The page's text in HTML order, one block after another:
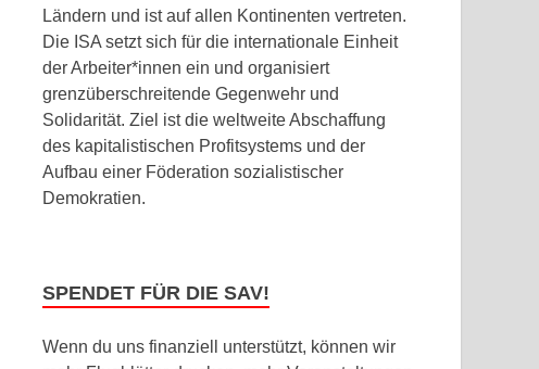
Ländern und ist auf allen Kontinenten vertreten.
Die ISA setzt sich für die internationale Einheit
der Arbeiter*innen ein und organisiert
grenzüberschreitende Gegenwehr und
Solidarität. Ziel ist die weltweite Abschaffung
des kapitalistischen Profitsystems und der
Aufbau einer Föderation sozialistischer
Demokratien.
SPENDET FÜR DIE SAV!
Wenn du uns finanziell unterstützt, können wir